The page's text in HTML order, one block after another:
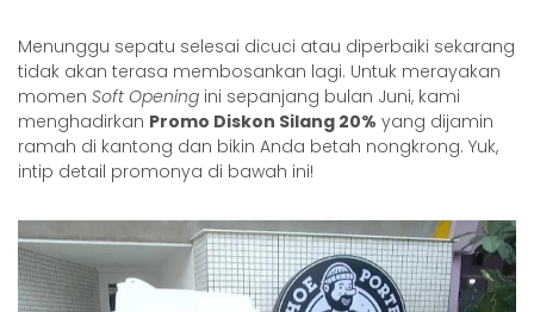
Menunggu sepatu selesai dicuci atau diperbaiki sekarang
tidak akan terasa membosankan lagi. Untuk merayakan
momen Soft Opening ini sepanjang bulan Juni, kami
menghadirkan Promo Diskon Silang 20% yang dijamin
ramah di kantong dan bikin Anda betah nongkrong. Yuk,
intip detail promonya di bawah ini!